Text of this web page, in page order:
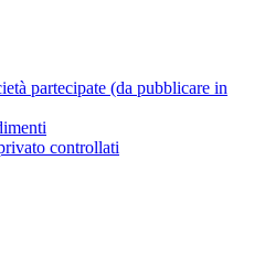
partecipate (da pubblicare in
controllati